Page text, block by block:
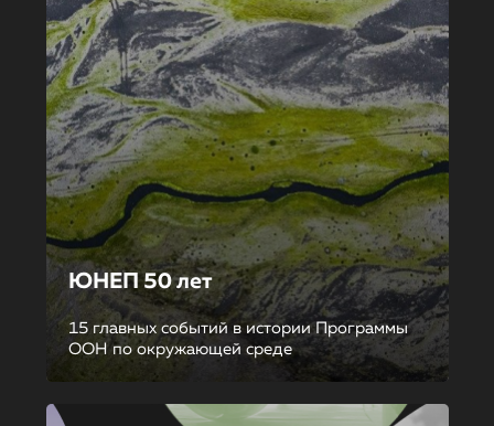
ЮНЕП 50 лет
15 главных событий в истории Программы
ООН по окружающей среде